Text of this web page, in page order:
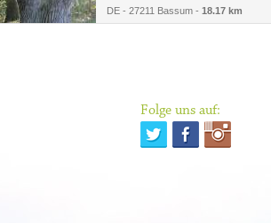
DE - 27211 Bassum - 18.17 km
Folge uns auf: